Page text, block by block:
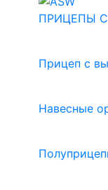
ПРИЦЕПЫ
Прицеп с
Навесные